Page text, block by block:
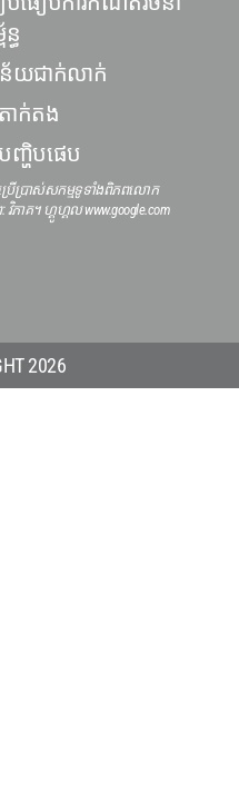
ធ
ន័យជាក់លាក់
តាក់តង
បញ្ហិបផេប
ប្រើប្រាស់សកម្មទូទាំងពិភពលោក
វិភាគ។ ហ្គូហ្គល www.google.com
2026